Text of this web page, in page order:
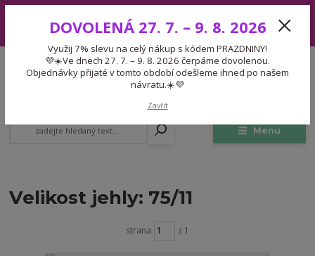
7. – 9. 8. 2026 čerpáme dovolenou. Objednávky přijaté v tomto období
odešleme ihned po našem návratu.☀️💜
Menu
CZK
Expedice 775 866 913
Po-Čt 9-15:30 Pá 9-14:30 Pauza 13-13:45
Velikost jehly: 75/11
strana z 1
DOVOLENÁ 27. 7. – 9. 8. 2026
Využij 7% slevu na celý nákup s kódem PRAZDNINY!
💜☀️Ve dnech 27. 7. – 9. 8. 2026 čerpáme dovolenou.
Objednávky přijaté v tomto období odešleme ihned po našem
návratu.☀️💜
Zavřít